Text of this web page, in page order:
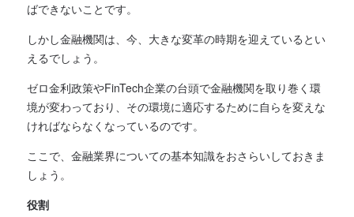
ばできないことです。
しかし金融機関は、今、大きな変革の時期を迎えているとい
えるでしょう。
ゼロ金利政策やFinTech企業の台頭で金融機関を取り巻く環
境が変わっており、その環境に適応するために自らを変えな
ければならなくなっているのです。
ここで、金融業界についての基本知識をおさらいしておきま
しょう。
役割